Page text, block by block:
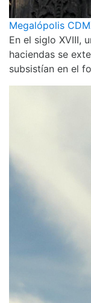
Megalópolis
En el siglo XVIII,
haciendas se
subsistían en el